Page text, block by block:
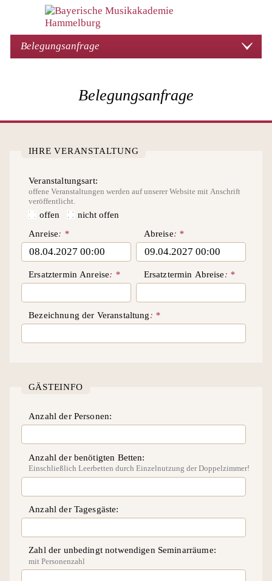
Belegungsanfrage
Belegungsanfrage
IHRE VERANSTALTUNG
Veranstaltungsart
offene Veranstaltungen werden auf unserer Website mit Anschrift
veröffentlicht.
offen
nicht offen
Anreise
Abreise
Ersatztermin Anreise Ersatztermin Abreise
Bezeichnung der Veranstaltung
GÄSTEINFO
Anzahl der Personen
Anzahl der benötigten Betten
Einschließlich Leerbetten durch Einzelnutzung der Doppelzimmer!
Anzahl der Tagesgäste
Zahl der unbedingt notwendigen Seminarräume
mit Personenzahl